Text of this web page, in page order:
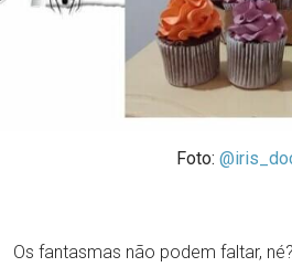
Foto:
Os fantasmas não podem faltar, né?